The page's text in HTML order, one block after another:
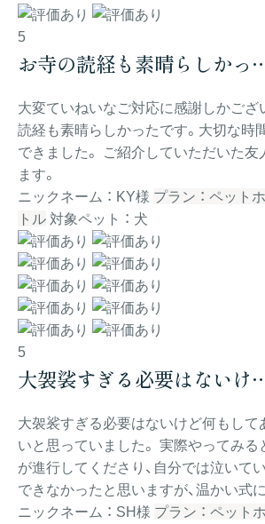
5
お寺の読経も素晴らしかっ
大変ていねいなご対応に感謝しかござ
読経も素晴らしかったです。大切な時
できました。 ご紹介していただいた友
ます。
ニックネーム ： KY様 プラン ： ペット
トル 対象ペット ： 犬
5
大袈裟すぎる必要はないけ
大袈裟すぎる必要はないけど何もして
いと思っていました。 実際やってみる
が進行してくださり、自分では泣いて
できなかったと思いますが、温かい式
ニックネーム ： SH様 プラン ： ペット